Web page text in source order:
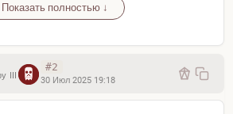
банк 120$, получает звание
решаются путём обсуждения.
принимает
турнира.
Показать полностью ↓
III
#2
30 Июл 2025 19:18